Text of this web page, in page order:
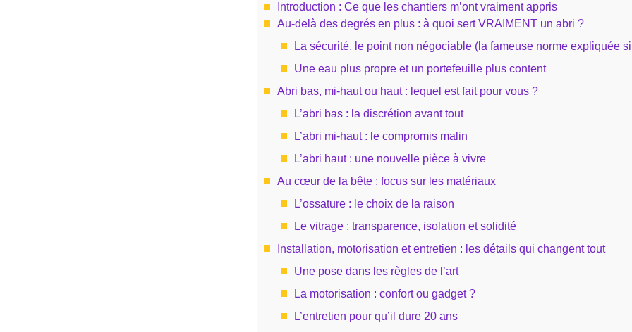
Introduction : Ce que les chantiers m’ont vraiment appris
Au-delà des degrés en plus : à quoi sert VRAIMENT un abri ?
La sécurité, le point non négociable (la fameuse norme expliquée
Une eau plus propre et un portefeuille plus content
Abri bas, mi-haut ou haut : lequel est fait pour vous ?
L’abri bas : la discrétion avant tout
L’abri mi-haut : le compromis malin
L’abri haut : une nouvelle pièce à vivre
Au cœur de la bête : focus sur les matériaux
L’ossature : le choix de la raison
Le vitrage : transparence, isolation et solidité
Installation, motorisation et entretien : les détails qui changent tout
Une pose dans les règles de l’art
La motorisation : confort ou gadget ?
L’entretien pour qu’il dure 20 ans